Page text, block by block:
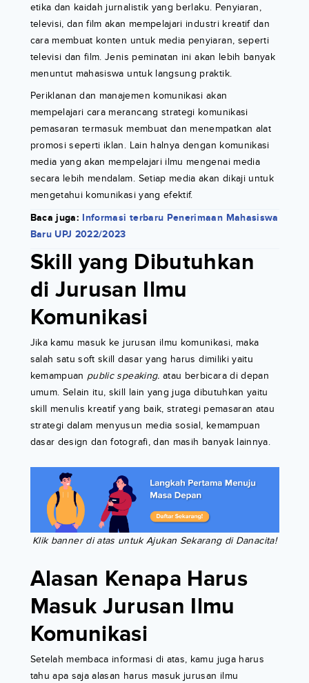
etika dan kaidah jurnalistik yang berlaku. Penyiaran,
televisi, dan film akan mempelajari industri kreatif dan
cara membuat konten untuk media penyiaran, seperti
televisi dan film. Jenis peminatan ini akan lebih banyak
menuntut mahasiswa untuk langsung praktik.
Periklanan dan manajemen komunikasi akan
mempelajari cara merancang strategi komunikasi
pemasaran termasuk membuat dan menempatkan alat
promosi seperti iklan. Lain halnya dengan komunikasi
media yang akan mempelajari ilmu mengenai media
secara lebih mendalam. Setiap media akan dikaji untuk
mengetahui komunikasi yang efektif.
Baca juga: Informasi terbaru Penerimaan Mahasiswa
Baru UPJ 2022/2023
Skill yang Dibutuhkan
di Jurusan Ilmu
Komunikasi
Jika kamu masuk ke jurusan ilmu komunikasi, maka
salah satu soft skill dasar yang harus dimiliki yaitu
kemampuan public speaking. atau berbicara di depan
umum. Selain itu, skill lain yang juga dibutuhkan yaitu
skill menulis kreatif yang baik, strategi pemasaran atau
strategi dalam menyusun media sosial, kemampuan
dasar design dan fotografi, dan masih banyak lainnya.
Klik banner di atas untuk Ajukan Sekarang di Danacita!
Alasan Kenapa Harus
Masuk Jurusan Ilmu
Komunikasi
Setelah membaca informasi di atas, kamu juga harus
tahu apa saja alasan harus masuk jurusan ilmu